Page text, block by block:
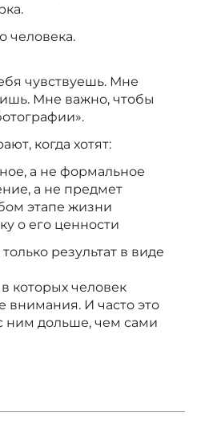
человека.
чувствуешь. Мне
Мне важно, чтобы
когда хотят:
а не формальное
а не предмет
этапе жизни
о его ценности
результат в виде
которых человек
внимания. И часто это
ним дольше, чем сами